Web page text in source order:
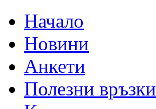
Начало
Новини
Анкети
Полезни връзки